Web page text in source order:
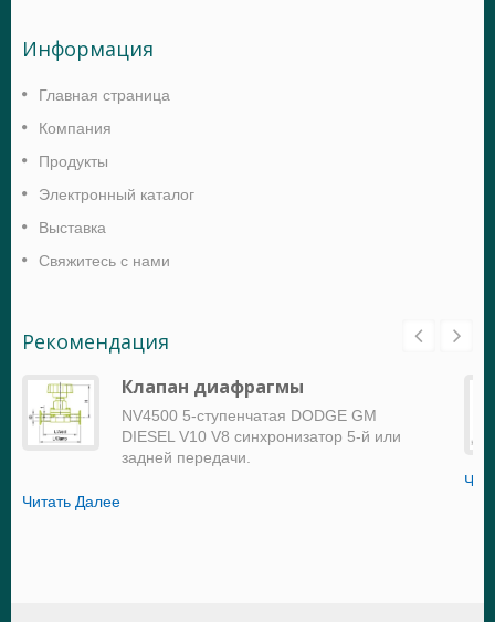
Информация
Главная страница
Компания
Продукты
Электронный каталог
Выставка
Свяжитесь с нами
Рекомендация
Клапан диафрагмы
NV4500 5-ступенчатая DODGE GM
DIESEL V10 V8 синхронизатор 5-й или
задней передачи.
Читать Далее